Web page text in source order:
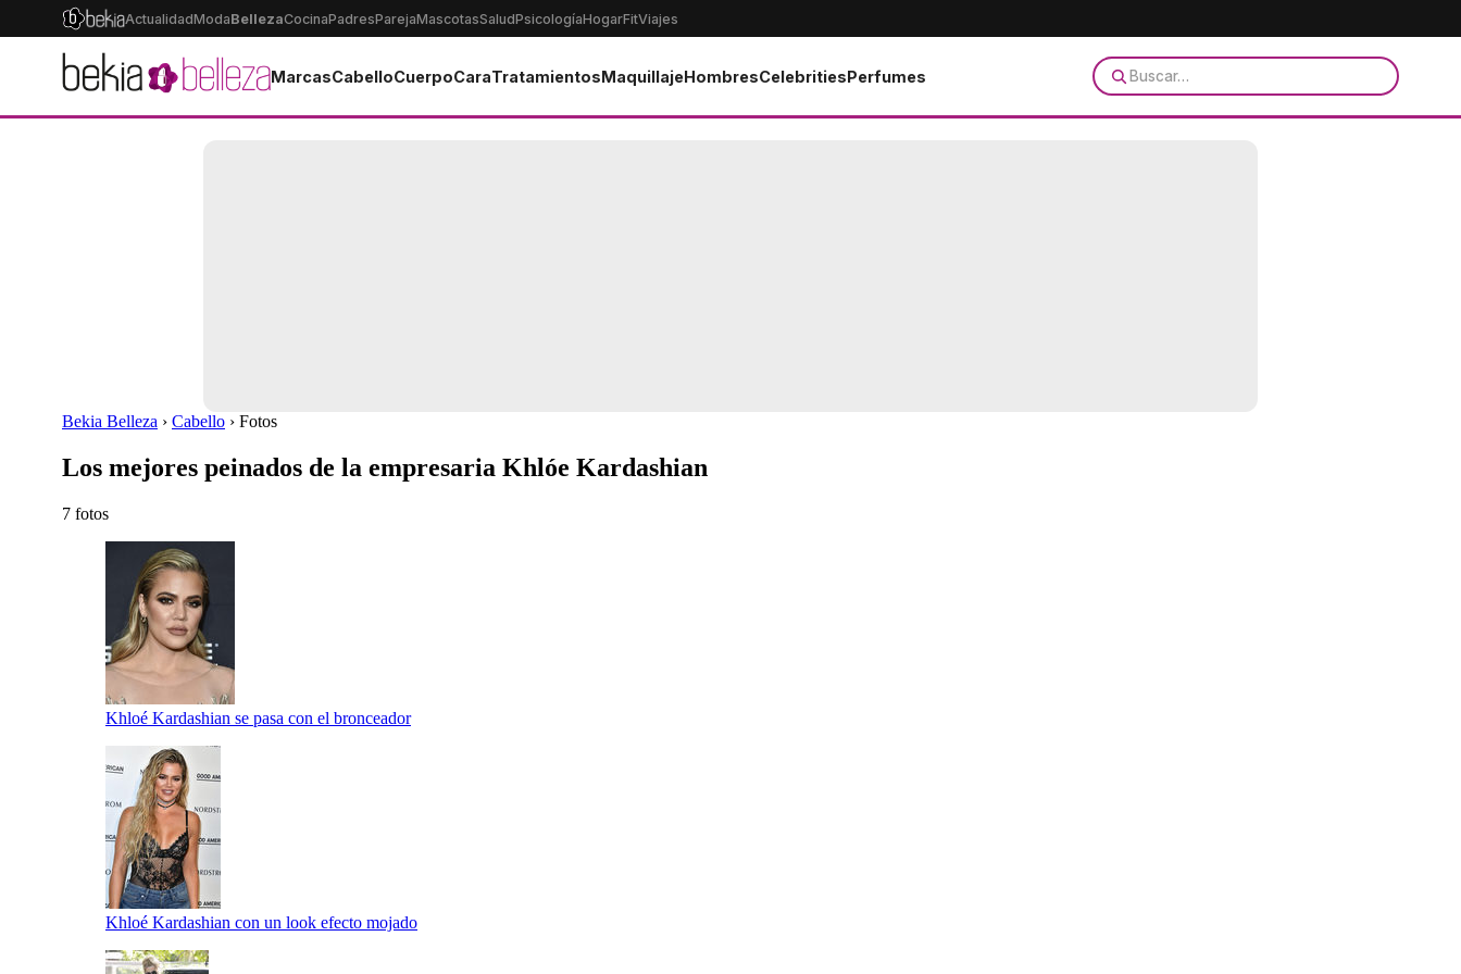
ActualidadModaBellezaCocinaPadresParejaMascotasSaludPsicologíaHogarFitViajes
MarcasCabelloCuerpoCaraTratamientosMaquillajeHombresCelebritiesPerfumes
Bekia Belleza › Cabello › Fotos
Los mejores peinados de la empresaria Khlóe Kardashian
7 fotos
Khloé Kardashian se pasa con el bronceador
Khloé Kardashian con un look efecto mojado